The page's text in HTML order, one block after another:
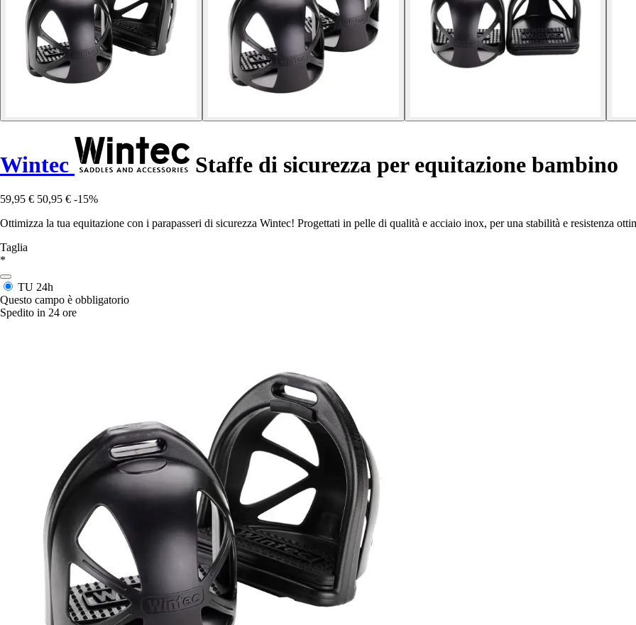
Wintec Staffe di sicurezza per equitazione bambino
59,95 € 50,95 € -15%
Ottimizza la tua equitazione con i parapasseri di sicurezza Wintec! Progettati in pelle di qualità e acciaio inox, per una stabilità e resistenza
Taglia
*
TU 24h
Questo campo è obbligatorio
Spedito in 24 ore